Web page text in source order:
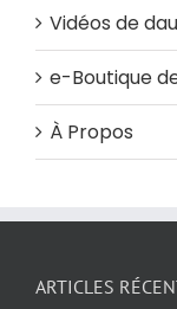
Vidéos de
e-Boutique
À Propos
ARTICLES